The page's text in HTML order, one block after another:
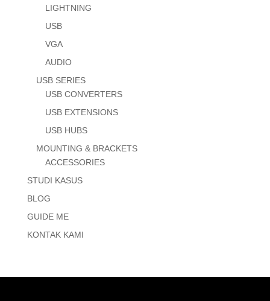
LIGHTNING
USB
VGA
AUDIO
USB SERIES
USB CONVERTERS
USB EXTENSIONS
USB HUBS
MOUNTING & BRACKETS
ACCESSORIES
STUDI KASUS
BLOG
GUIDE ME
KONTAK KAMI